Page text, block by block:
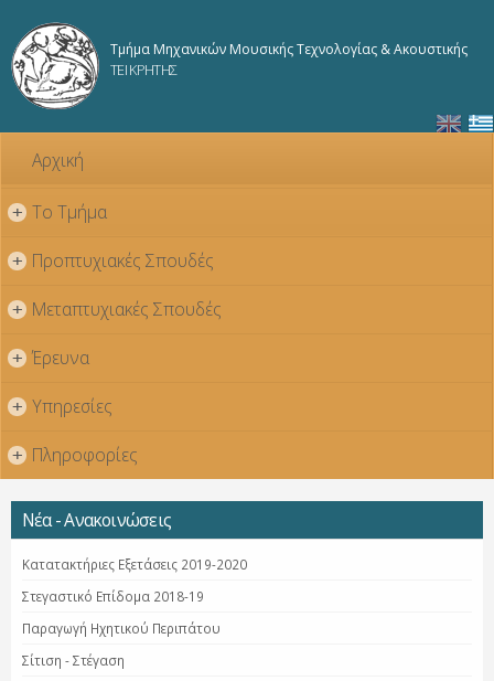
κυρίως
Τμήμα Μηχανικών Μουσικής Τεχνολογίας & Ακουστικής
ΤΕΙ ΚΡΗΤΗΣ
Αρχική
+ Το Τμήμα
+ Προπτυχιακές Σπουδές
+ Μεταπτυχιακές Σπουδές
+ Έρευνα
+ Υπηρεσίες
+ Πληροφορίες
Νέα - Ανακοινώσεις
Κατατακτήριες Εξετάσεις 2019-2020
Στεγαστικό Επίδομα 2018-19
Παραγωγή Ηχητικού Περιπάτου
Σίτιση - Στέγαση